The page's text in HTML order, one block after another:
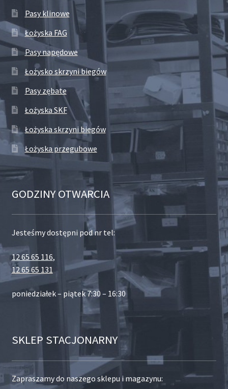
Pasy klinowe
Łożyska FAG
Pasy napędowe
Łożysko skrzyni biegów
Pasy zębate
Łożyska SKF
Łożyska skrzyni biegów
Łożyska przegubowe
GODZINY OTWARCIA
Jesteśmy dostępni pod nr tel:
12 65 65 116,
12 65 65 131
poniedziałek – piątek 7:30 – 16:30
SKLEP STACJONARNY
Zapraszamy do naszego sklepu i magazynu: